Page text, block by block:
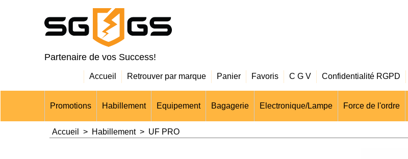
Partenaire de vos Success!
Accueil Retrouver par marque Panier Favoris C G V Confidentialité RGPD
Promotions Habillement Equipement Bagagerie Electronique/Lampe Force de l'ordre
Accueil > Habillement> UF PRO